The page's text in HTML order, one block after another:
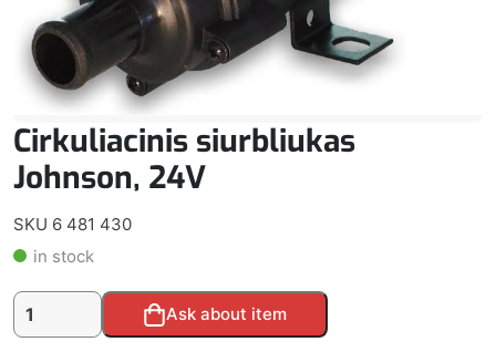
Cirkuliacinis siurbliukas
Johnson, 24V
SKU 6 481 430
in stock
produkto
kiekis:
Ask about item
Alternative: